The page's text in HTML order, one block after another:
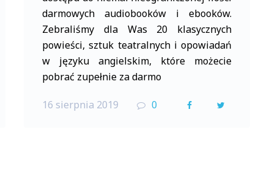
darmowych audiobooków i ebooków.
Zebraliśmy dla Was 20 klasycznych
powieści, sztuk teatralnych i opowiadań
w języku angielskim, które możecie
pobrać zupełnie za darmo
16 sierpnia 2019 0
F